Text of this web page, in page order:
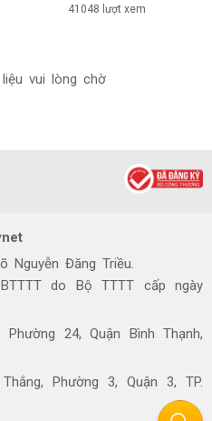
41048 lượt xem
vui lòng chờ
Nguyễn Đăng Triều.
do Bộ TTTT cấp ngày
24, Quận Bình Thạnh,
Phường 3, Quận 3, TP.